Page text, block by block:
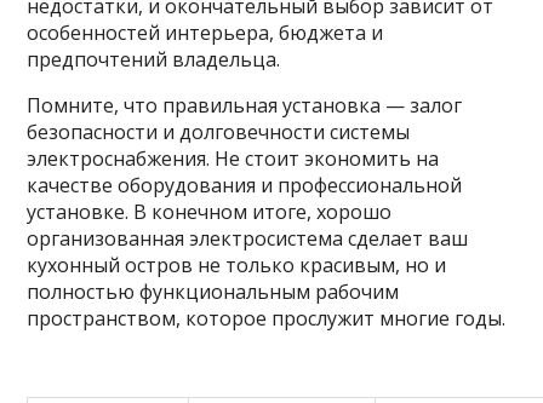
недостатки, и окончательный выбор зависит от
особенностей интерьера, бюджета и
предпочтений владельца.
Помните, что правильная установка — залог
безопасности и долговечности системы
электроснабжения. Не стоит экономить на
качестве оборудования и профессиональной
установке. В конечном итоге, хорошо
организованная электросистема сделает ваш
кухонный остров не только красивым, но и
полностью функциональным рабочим
пространством, которое прослужит многие годы.